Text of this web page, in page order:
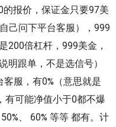
报价，保证金只要97美
己问下平台客服），999
200倍杠杆，999美金，
明跟单，不是选信号）
服，有0%（意思就是
有可能净值小于0都不爆
、 60% 等等 都有。计